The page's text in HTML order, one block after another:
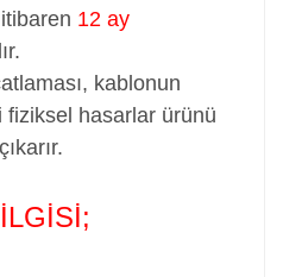
12 ay
kablonun
fiziksel hasarlar ürünü